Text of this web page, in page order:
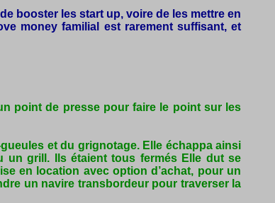
booster les start up, voire de les mettre en
money familial est rarement suffisant, et
point de presse pour faire le point sur les
et du grignotage. Elle échappa ainsi
un grill. Ils étaient tous fermés Elle dut se
en location avec option d’achat, pour un
un navire transbordeur pour traverser la